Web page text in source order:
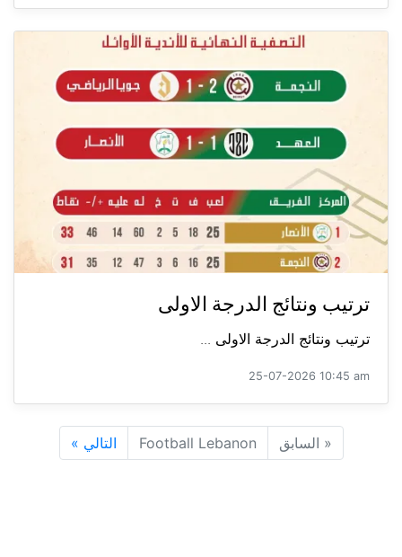
ترتيب ونتائج الدرجة الاولى
ترتيب ونتائج الدرجة الاولى ...
25-07-2026 10:45 am
« السابق Football Lebanon التالي »